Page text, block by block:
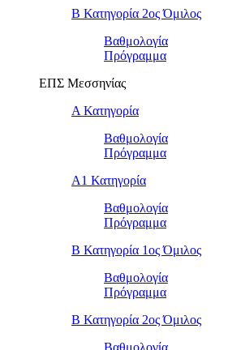
Β Κατηγορία 2ος Όμιλος
Βαθμολογία
Πρόγραμμα
ΕΠΣ Μεσσηνίας
Α Κατηγορία
Βαθμολογία
Πρόγραμμα
Α1 Κατηγορία
Βαθμολογία
Πρόγραμμα
Β Κατηγορία 1ος Όμιλος
Βαθμολογία
Πρόγραμμα
Β Κατηγορία 2ος Όμιλος
Βαθμολογία